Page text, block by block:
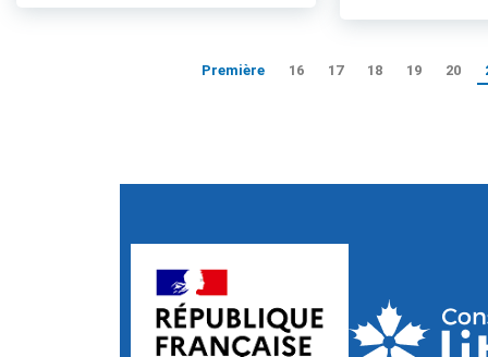
Première 16 17 18 19 20